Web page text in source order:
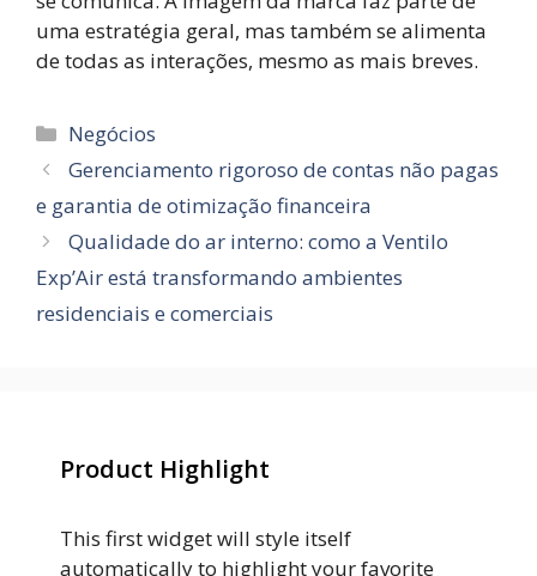
uma estratégia geral, mas também se alimenta
de todas as interações, mesmo as mais breves.
Categorias
Negócios
Gerenciamento rigoroso de contas não pagas
e garantia de otimização financeira
Qualidade do ar interno: como a Ventilo
Exp’Air está transformando ambientes
residenciais e comerciais
Product Highlight
This first widget will style itself
automatically to highlight your favorite